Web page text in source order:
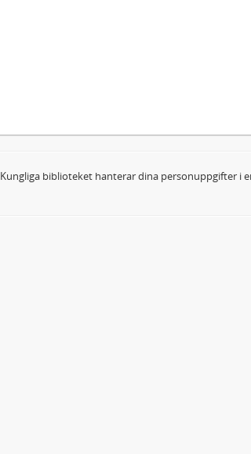
Kungliga biblioteket hanterar dina personuppgifter i